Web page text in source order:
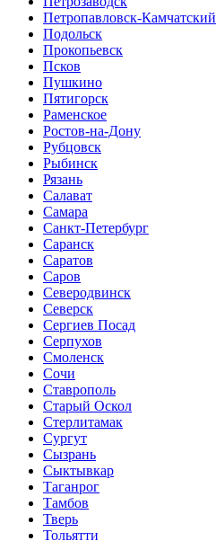
Петропавловск-Камчатский
Подольск
Прокопьевск
Псков
Пушкино
Пятигорск
Раменское
Ростов-на-Дону
Рубцовск
Рыбинск
Рязань
Салават
Самара
Санкт-Петербург
Саранск
Саратов
Саров
Северодвинск
Северск
Сергиев Посад
Серпухов
Смоленск
Сочи
Ставрополь
Старый Оскол
Стерлитамак
Сургут
Сызрань
Сыктывкар
Таганрог
Тамбов
Тверь
Тольятти